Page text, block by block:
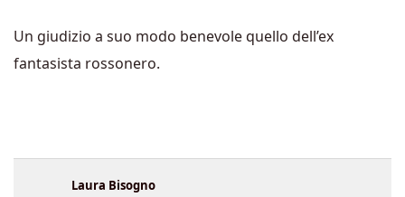
Un giudizio a suo modo benevole quello dell’ex
fantasista rossonero.
Laura Bisogno